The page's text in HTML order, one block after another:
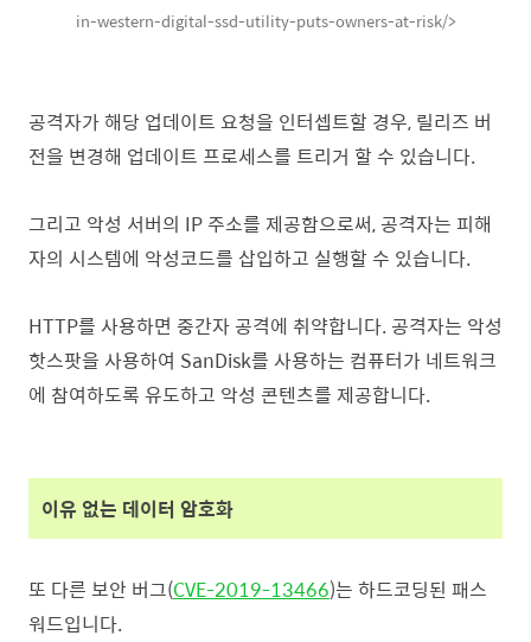
in-western-digital-ssd-utility-puts-owners-at-risk/>
공격자가 해당 업데이트 요청을 인터셉트할 경우, 릴리즈 버
전을 변경해 업데이트 프로세스를 트리거 할 수 있습니다.
그리고 악성 서버의 IP 주소를 제공함으로써, 공격자는 피해
자의 시스템에 악성코드를 삽입하고 실행할 수 있습니다.
HTTP를 사용하면 중간자 공격에 취약합니다.공격자는 악성
핫스팟을 사용하여 SanDisk를 사용하는 컴퓨터가 네트워크
에 참여하도록 유도하고 악성 콘텐츠를 제공합니다.
이유 없는 데이터 암호화
또 다른 보안 버그(CVE-2019-13466)는 하드코딩된 패스
워드입니다.